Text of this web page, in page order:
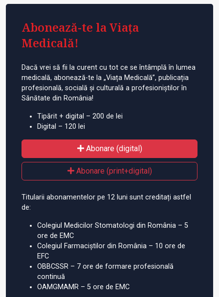
Abonează-te la Viața
Medicală!
Dacă vrei să fii la curent cu tot ce se întâmplă în lumea
medicală, abonează-te la „Viața Medicală”, publicația
profesională, socială și culturală a profesioniștilor în
Sănătate din România!
Tipărit + digital – 200 de lei
Digital – 120 lei
Abonare (digital)
Abonare (print+digital)
Titularii abonamentelor pe 12 luni sunt creditați astfel
de:
Colegiul Medicilor Stomatologi din România – 5
ore de EMC
Colegiul Farmaciștilor din România – 10 ore de
EFC
OBBCSSR – 7 ore de formare profesională
continuă
OAMGMAMR – 5 ore de EMC